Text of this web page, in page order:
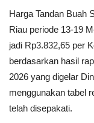
POLITIK
EKSBIS
PSPS PEKANBARU
LIFESTYLE
Harga Tandan Buah
Riau periode 13-19
jadi Rp3.832,65 per
berdasarkan hasil
2026 yang digelar
menggunakan tabel
telah disepakati.